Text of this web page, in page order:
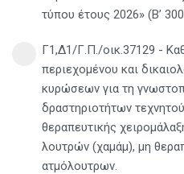
τύπου έτους 2026» (Β’
Γ1,Δ1/Γ.Π./οικ.37129 -
περιεχομένου και
κυρώσεων για τη
δραστηριοτήτων
θεραπευτικής
λουτρών (χαμάμ), μη
ατμόλουτρων.